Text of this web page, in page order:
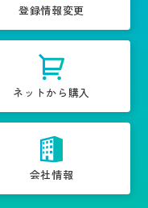
登録情報変更
ネットから購入
会社情報